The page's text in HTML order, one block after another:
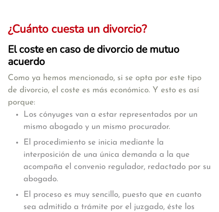
¿Cuánto cuesta un divorcio?
El coste en caso de divorcio de mutuo
acuerdo
Como ya hemos mencionado, si se opta por este tipo
de divorcio, el coste es más económico. Y esto es así
porque:
Los cónyuges van a estar representados por un
mismo abogado y un mismo procurador.
El procedimiento se inicia mediante la
interposición de una única demanda a la que
acompaña el convenio regulador, redactado por su
abogado.
El proceso es muy sencillo, puesto que en cuanto
sea admitido a trámite por el juzgado, éste los